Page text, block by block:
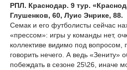
РПЛ. Краснодар. 9 тур.
Глушенков, 60, Луис Энрике, 88.
Семак и его футболисты сейчас
«прессом»: игры у команды нет,
коллективе видимо под вопросом,
говорить нечего. А ведь «Зениту»
побеждать в сезоне 25\26, иначе